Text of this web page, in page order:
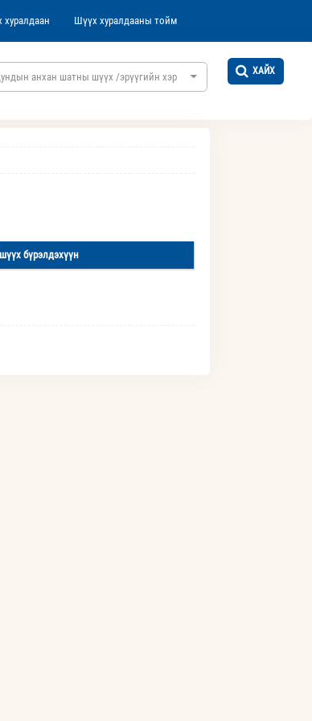
хуралдаан Шүүх хуралдааны тойм
анхан шатны шүүх /эрүүгийн хэргийн/
ХАЙХ
бүрэлдэхүүн